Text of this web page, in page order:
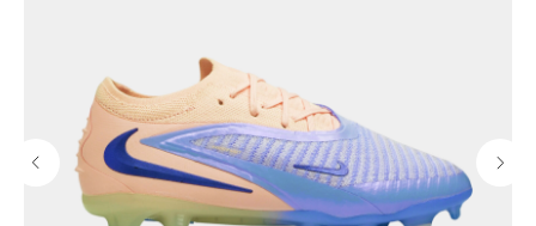
Telegram WhatsApp
Для тех, кому удобнее общаться в
мессенджерах, пишите в специальный чат